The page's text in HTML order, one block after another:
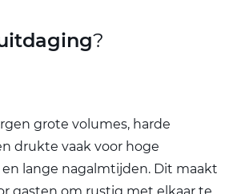
?
grote volumes, harde
drukte vaak voor hoge
lange nagalmtijden. Dit maakt